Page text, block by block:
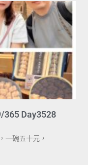
365 Day3528
一碗五十元，